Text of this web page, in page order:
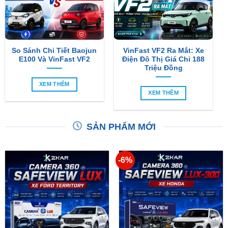
So Sánh Chi Tiết Baojun
E100 Và VinFast VF2
XEM THÊM
VinFast VF2 Ra Mắt: Xe
Điện Đô Thị Giá Chỉ 188
Triệu Đồng
XEM THÊM
SẢN PHẨM MỚI
-6%